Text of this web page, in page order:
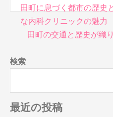
投
稿
ナ
ゲ
ー
ョ
ン
田町に息づく都市の歴史
な内科クリニックの魅力
田町の交通と歴史が織
検索
最近の投稿